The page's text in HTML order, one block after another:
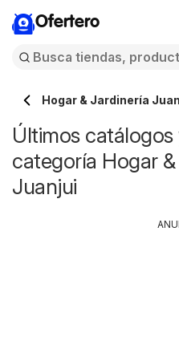
Ofertero
Hogar & Jardinería
Últimos
categoría Hogar
Juanjui